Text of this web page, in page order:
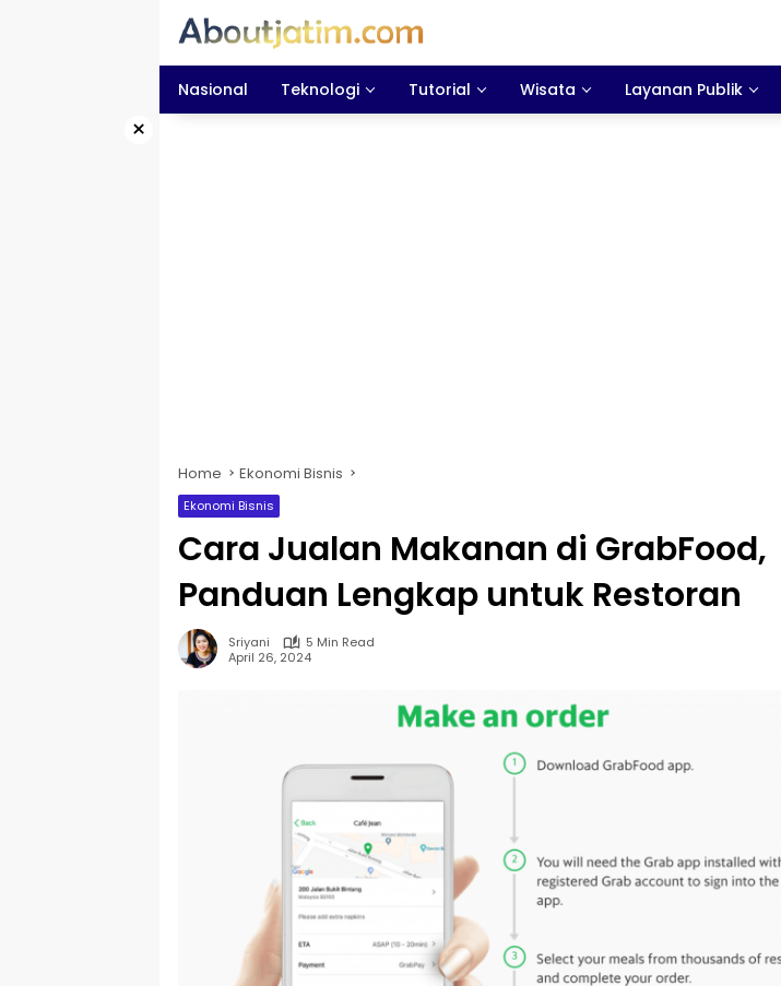
Nasional Teknologi Tutorial Wisata Layanan Publik
×
Home Ekonomi Bisnis
Ekonomi Bisnis
Cara Jualan Makanan di GrabFood,
Panduan Lengkap untuk Restoran
Sriyani
5 Min Read
April 26, 2024